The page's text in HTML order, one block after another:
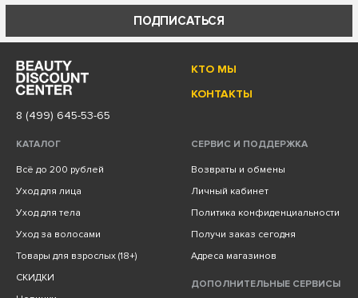
ПОДПИСАТЬСЯ
КТО МЫ
КОНТАКТЫ
8 (499) 645-53-65
КАТАЛОГ
Всё до 200 рублей
Уход для лица
Уход для тела
Уход за волосами
Товары для взрослых (18+)
СКИДКИ
СЕРВИС И ПОДДЕРЖКА
Возвраты и обмены
Личный кабинет
Политика конфиденциальности
Получи заказ сегодня
Адреса магазинов
ДОПОЛНИТЕЛЬНЫЕ СЕРВИСЫ